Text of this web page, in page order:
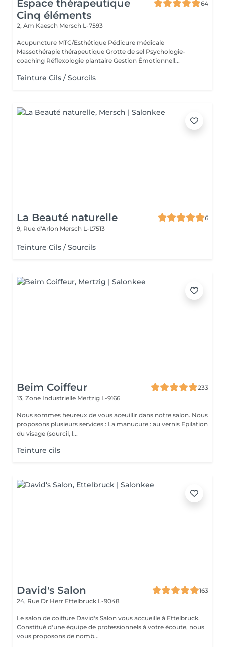
Espace thérapeutique
Cinq éléments
64
2, Am Kaesch Mersch L-7593
Acupuncture MTC/Esthétique Pédicure médicale
Massothérapie thérapeutique Grotte de sel Psychologie-
coaching Réflexologie plantaire Gestion Émotionnell...
Teinture Cils / Sourcils
La Beauté naturelle
6
9, Rue d'Arlon Mersch L-L7513
Teinture Cils / Sourcils
Beim Coiffeur
233
13, Zone Industrielle Mertzig L-9166
Nous sommes heureux de vous aceuillir dans notre salon. Nous
proposons plusieurs services : La manucure : au vernis Epilation
du visage (sourcil, l...
Teinture cils
David's Salon
163
24, Rue Dr Herr Ettelbruck L-9048
Le salon de coiffure David's Salon vous accueille à Ettelbruck.
Constitué d'une équipe de professionnels à votre écoute, nous
vous proposons de nomb...